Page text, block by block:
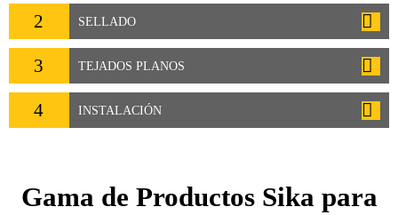
2 SELLADO
3 TEJADOS PLANOS
4 INSTALACIÓN
Gama de Productos Sika para